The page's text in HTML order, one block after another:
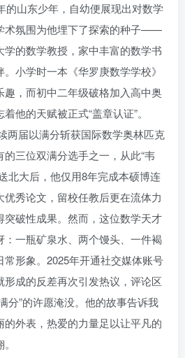
的山东少年，自幼便展现出对数学
术氛围为他埋下了探索的种子——
的数学教授，家中丰富的数学书
小学时一本《华罗庚数学学校》
，而初中二年级破格加入高中奥
他的天赋被正式“盖章认证”。
两届以满分斩获国际数学奥林匹克
三位双满分选手之一，从此“韦
北大后，他仅用8年完成本硕博连
秀论文，留校任教后更在流体力
破性成果。然而，这位数学天才
：一瓶矿泉水、两个馒头、一件褐
形象。2025年开通社交媒体账号
成的反差再次引发热议，评论区
分”的许愿淹没。他的故事告诉我
外表，热爱的力量足以让平凡的